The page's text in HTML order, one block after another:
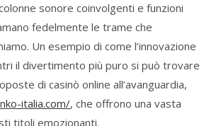
sonore coinvolgenti e funzioni
fedelmente le trame che
Un esempio di come l’innovazione
il divertimento più puro si può trovare
di casinò online all’avanguardia,
italia.com/, che offrono una vasta
titoli emozionanti.